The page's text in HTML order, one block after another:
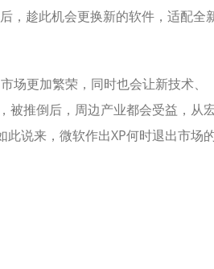
，趁此机会更换新的软件，适配全
场更加繁荣，同时也会让新技术、
被推倒后，周边产业都会受益，从
说来，微软作出XP何时退出市场